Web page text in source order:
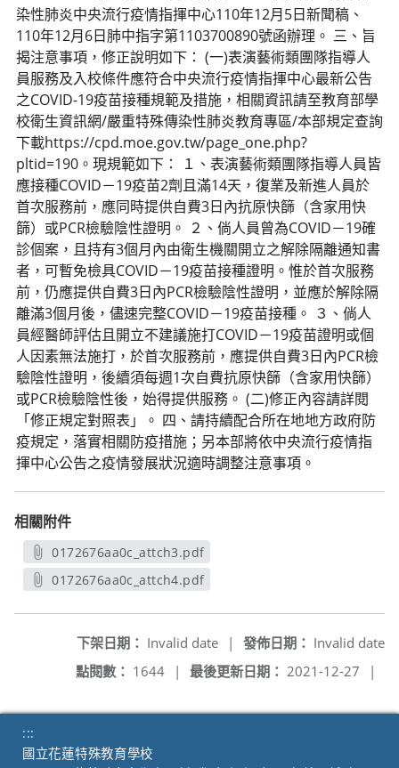
染性肺炎中央流行疫情指揮中心110年12月5日新聞稿、
110年12月6日肺中指字第1103700890號函辦理。 三、旨
揭注意事項，修正說明如下： (一)表演藝術類團隊指導人
員服務及入校條件應符合中央流行疫情指揮中心最新公告
之COVID-19疫苗接種規範及措施，相關資訊請至教育部學
校衛生資訊網/嚴重特殊傳染性肺炎教育專區/本部規定查詢
下載https://cpd.moe.gov.tw/page_one.php?
pltid=190。現規範如下： １、表演藝術類團隊指導人員皆
應接種COVID－19疫苗2劑且滿14天，復業及新進人員於
首次服務前，應同時提供自費3日內抗原快篩（含家用快
篩）或PCR檢驗陰性證明。 ２、倘人員曾為COVID－19確
診個案，且持有3個月內由衛生機關開立之解除隔離通知書
者，可暫免檢具COVID－19疫苗接種證明。惟於首次服務
前，仍應提供自費3日內PCR檢驗陰性證明，並應於解除隔
離滿3個月後，儘速完整COVID－19疫苗接種。 ３、倘人
員經醫師評估且開立不建議施打COVID－19疫苗證明或個
人因素無法施打，於首次服務前，應提供自費3日內PCR檢
驗陰性證明，後續須每週1次自費抗原快篩（含家用快篩）
或PCR檢驗陰性後，始得提供服務。 (二)修正內容請詳閱
「修正規定對照表」。 四、請持續配合所在地地方政府防
疫規定，落實相關防疫措施；另本部將依中央流行疫情指
揮中心公告之疫情發展狀況適時調整注意事項。
相關附件
0172676aa0c_attch3.pdf
另開新視窗
0172676aa0c_attch4.pdf
發佈日期： Invalid date
下架日期： Invalid date
|
最後更新日期： 2021-12-27 |
點閱數： 1644 |
:::
國立花蓮特殊教育學校